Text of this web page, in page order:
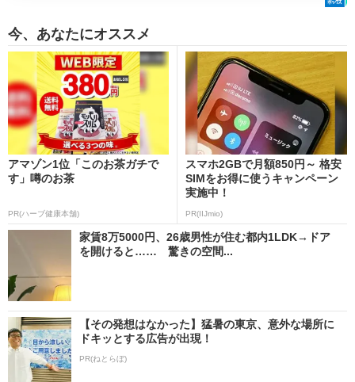
今、あなたにオススメ
アマゾン1位「このお茶ガチで
す」噂のお茶
PR(ハーブ健康本舗)
スマホ2GBで月額850円～ 格安
SIMをお得に使うキャンペーン
実施中！
PR(IIJmio)
家賃8万5000円、26歳男性が住む都内1LDK→ドア
を開けると…… 驚きの空間...
【その発想はなかった】猛暑の東京、意外な場所に
ドキッとする広告が出現！
PR(ねとらぼ)